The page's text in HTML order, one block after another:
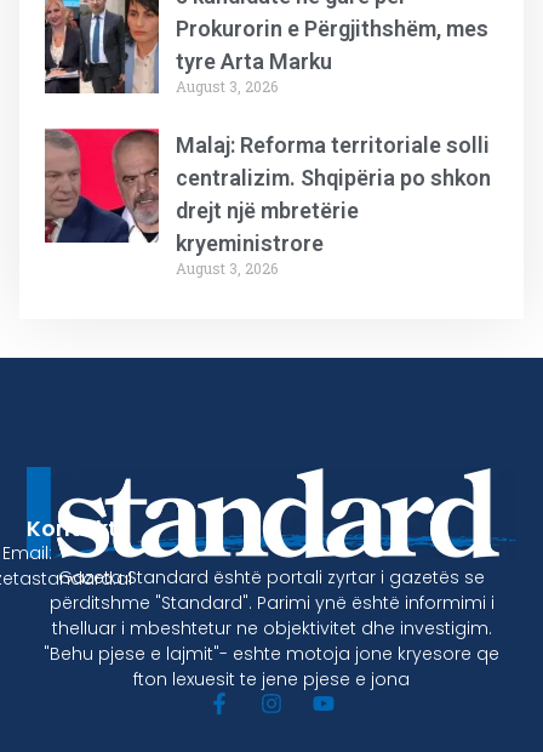
Prokurorin e Përgjithshëm, mes
tyre Arta Marku
August 3, 2026
Malaj: Reforma territoriale solli
centralizim. Shqipëria po shkon
drejt një mbretërie
kryeministrore
August 3, 2026
Gazeta Standard është portali zyrtar i gazetës se
përditshme "Standard". Parimi ynë është informimi i
thelluar i mbeshtetur ne objektivitet dhe investigim.
"Behu pjese e lajmit"- eshte motoja jone kryesore qe
fton lexuesit te jene pjese e jona
Kontakt
Email: